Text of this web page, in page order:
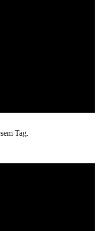
Tag.